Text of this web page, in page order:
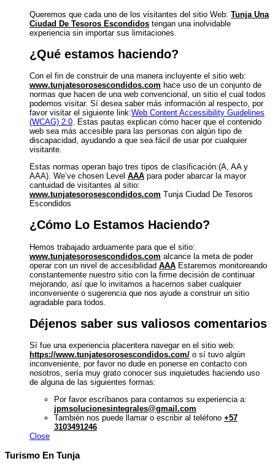
Queremos que cada uno de los visitantes del sitio Web: Tunja Una
Ciudad De Tesoros Escondidos tengan una inolvidable
experiencia sin importar sus limitaciones.
¿Qué estamos haciendo?
Con el fin de construir de una manera incluyente el sitio web:
www.tunjatesorosescondidos.com hace uso de un conjunto de
normas que hacen de una web convencional, un sitio el cual todos
podemos visitar. Sí desea saber más información al respecto, por
favor visitar el siguiente link:Web Content Accessibility Guidelines
(WCAG) 2.0. Estas pautas explican cómo hacer que el contenido
web sea más accesible para las personas con algún tipo de
discapacidad, ayudando a que sea fácil de usar por cualquier
visitante.
Estas normas operan bajo tres tipos de clasificación:(A, AA y
AAA). We’ve chosen Level AAA para poder abarcar la mayor
cantuidad de visitantes al sitio:
www.tunjatesorosescondidos.com Tunja Ciudad De Tesoros
Escondidos
¿Cómo Lo Estamos Haciendo?
Hemos trabajado arduamente para que el sitio:
www.tunjatesorosescondidos.com alcance la meta de poder
operar con un nivel de accesibilidad AAA Estaremos monitoreando
constantemente nuestro sitio con la firme decisión de continuar
mejorando, así que lo invitamos a hacernos saber cualquier
inconveniente o sugerencia que nos ayude a construir un sitio
agradable para todos.
Déjenos saber sus valiosos comentarios
Sí fue una experiencia placentera navegar en el sitio web:
https://www.tunjatesorosescondidos.com/ o sí tuvo algún
inconveniente, por favor no dude en ponerse en contacto con
nosotros, sería muy grato conocer sus inquietudes haciendo uso
de alguna de las siguientes formas:
Por favor escríbanos para contarnos su experiencia a:
jpmsolucionesintegrales@gmail.com
También nos puede llamar o escribir al teléfono +57
3103491246
Close
Turismo En Tunja